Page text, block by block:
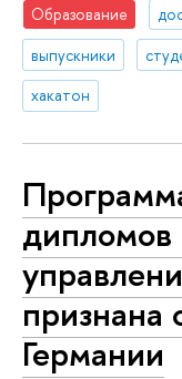
Образование
выпускники
хакатон
дипломов
признана
Германии